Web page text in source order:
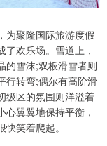
为聚隆国际旅游度假
欢乐场。雪道上，
的雪沫;双板滑雪者则
行转弯;偶尔有高阶滑
级区的氛围则洋溢着
翼翼地保持平衡，
笑着爬起。